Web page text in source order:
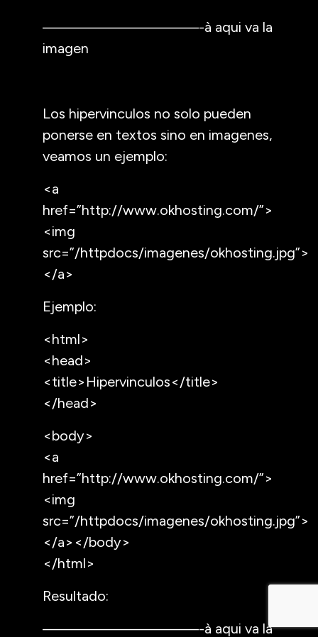
——————————-à aqui va la
imagen
Los hipervinculos no solo pueden
ponerse en textos sino en imagenes,
veamos un ejemplo:
<a
href=”http://www.okhosting.com/”>
<img
src=”/httpdocs/imagenes/okhosting.jpg”>
</a>
Ejemplo:
<html>
<head>
<title>Hipervinculos</title>
</head>
<body>
<a
href=”http://www.okhosting.com/”>
<img
src=”/httpdocs/imagenes/okhosting.jpg”>
</a></body>
</html>
Resultado:
——————————-à aqui va la